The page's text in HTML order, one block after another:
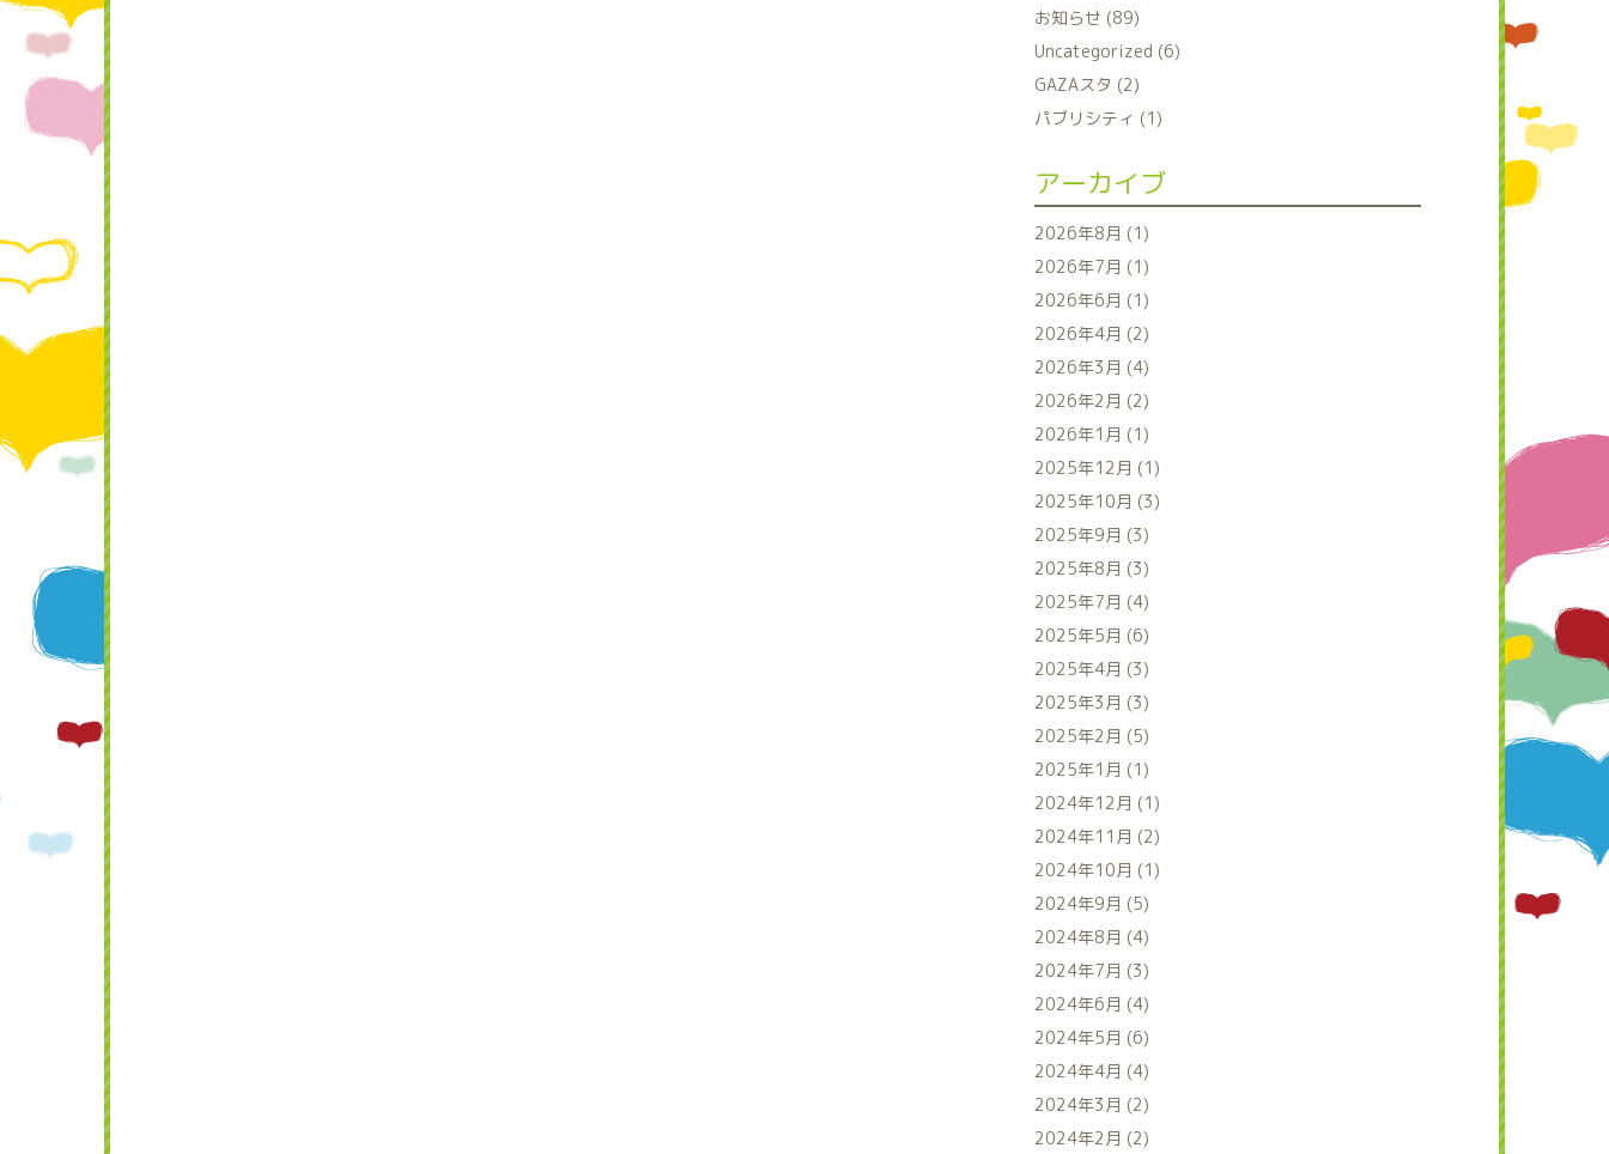
お知らせ (89)
Uncategorized (6)
GAZAスタ (2)
パブリシティ (1)
アーカイブ
2026年8月 (1)
2026年7月 (1)
2026年6月 (1)
2026年4月 (2)
2026年3月 (4)
2026年2月 (2)
2026年1月 (1)
2025年12月 (1)
2025年10月 (3)
2025年9月 (3)
2025年8月 (3)
2025年7月 (4)
2025年5月 (6)
2025年4月 (3)
2025年3月 (3)
2025年2月 (5)
2025年1月 (1)
2024年12月 (1)
2024年11月 (2)
2024年10月 (1)
2024年9月 (5)
2024年8月 (4)
2024年7月 (3)
2024年6月 (4)
2024年5月 (6)
2024年4月 (4)
2024年3月 (2)
2024年2月 (2)